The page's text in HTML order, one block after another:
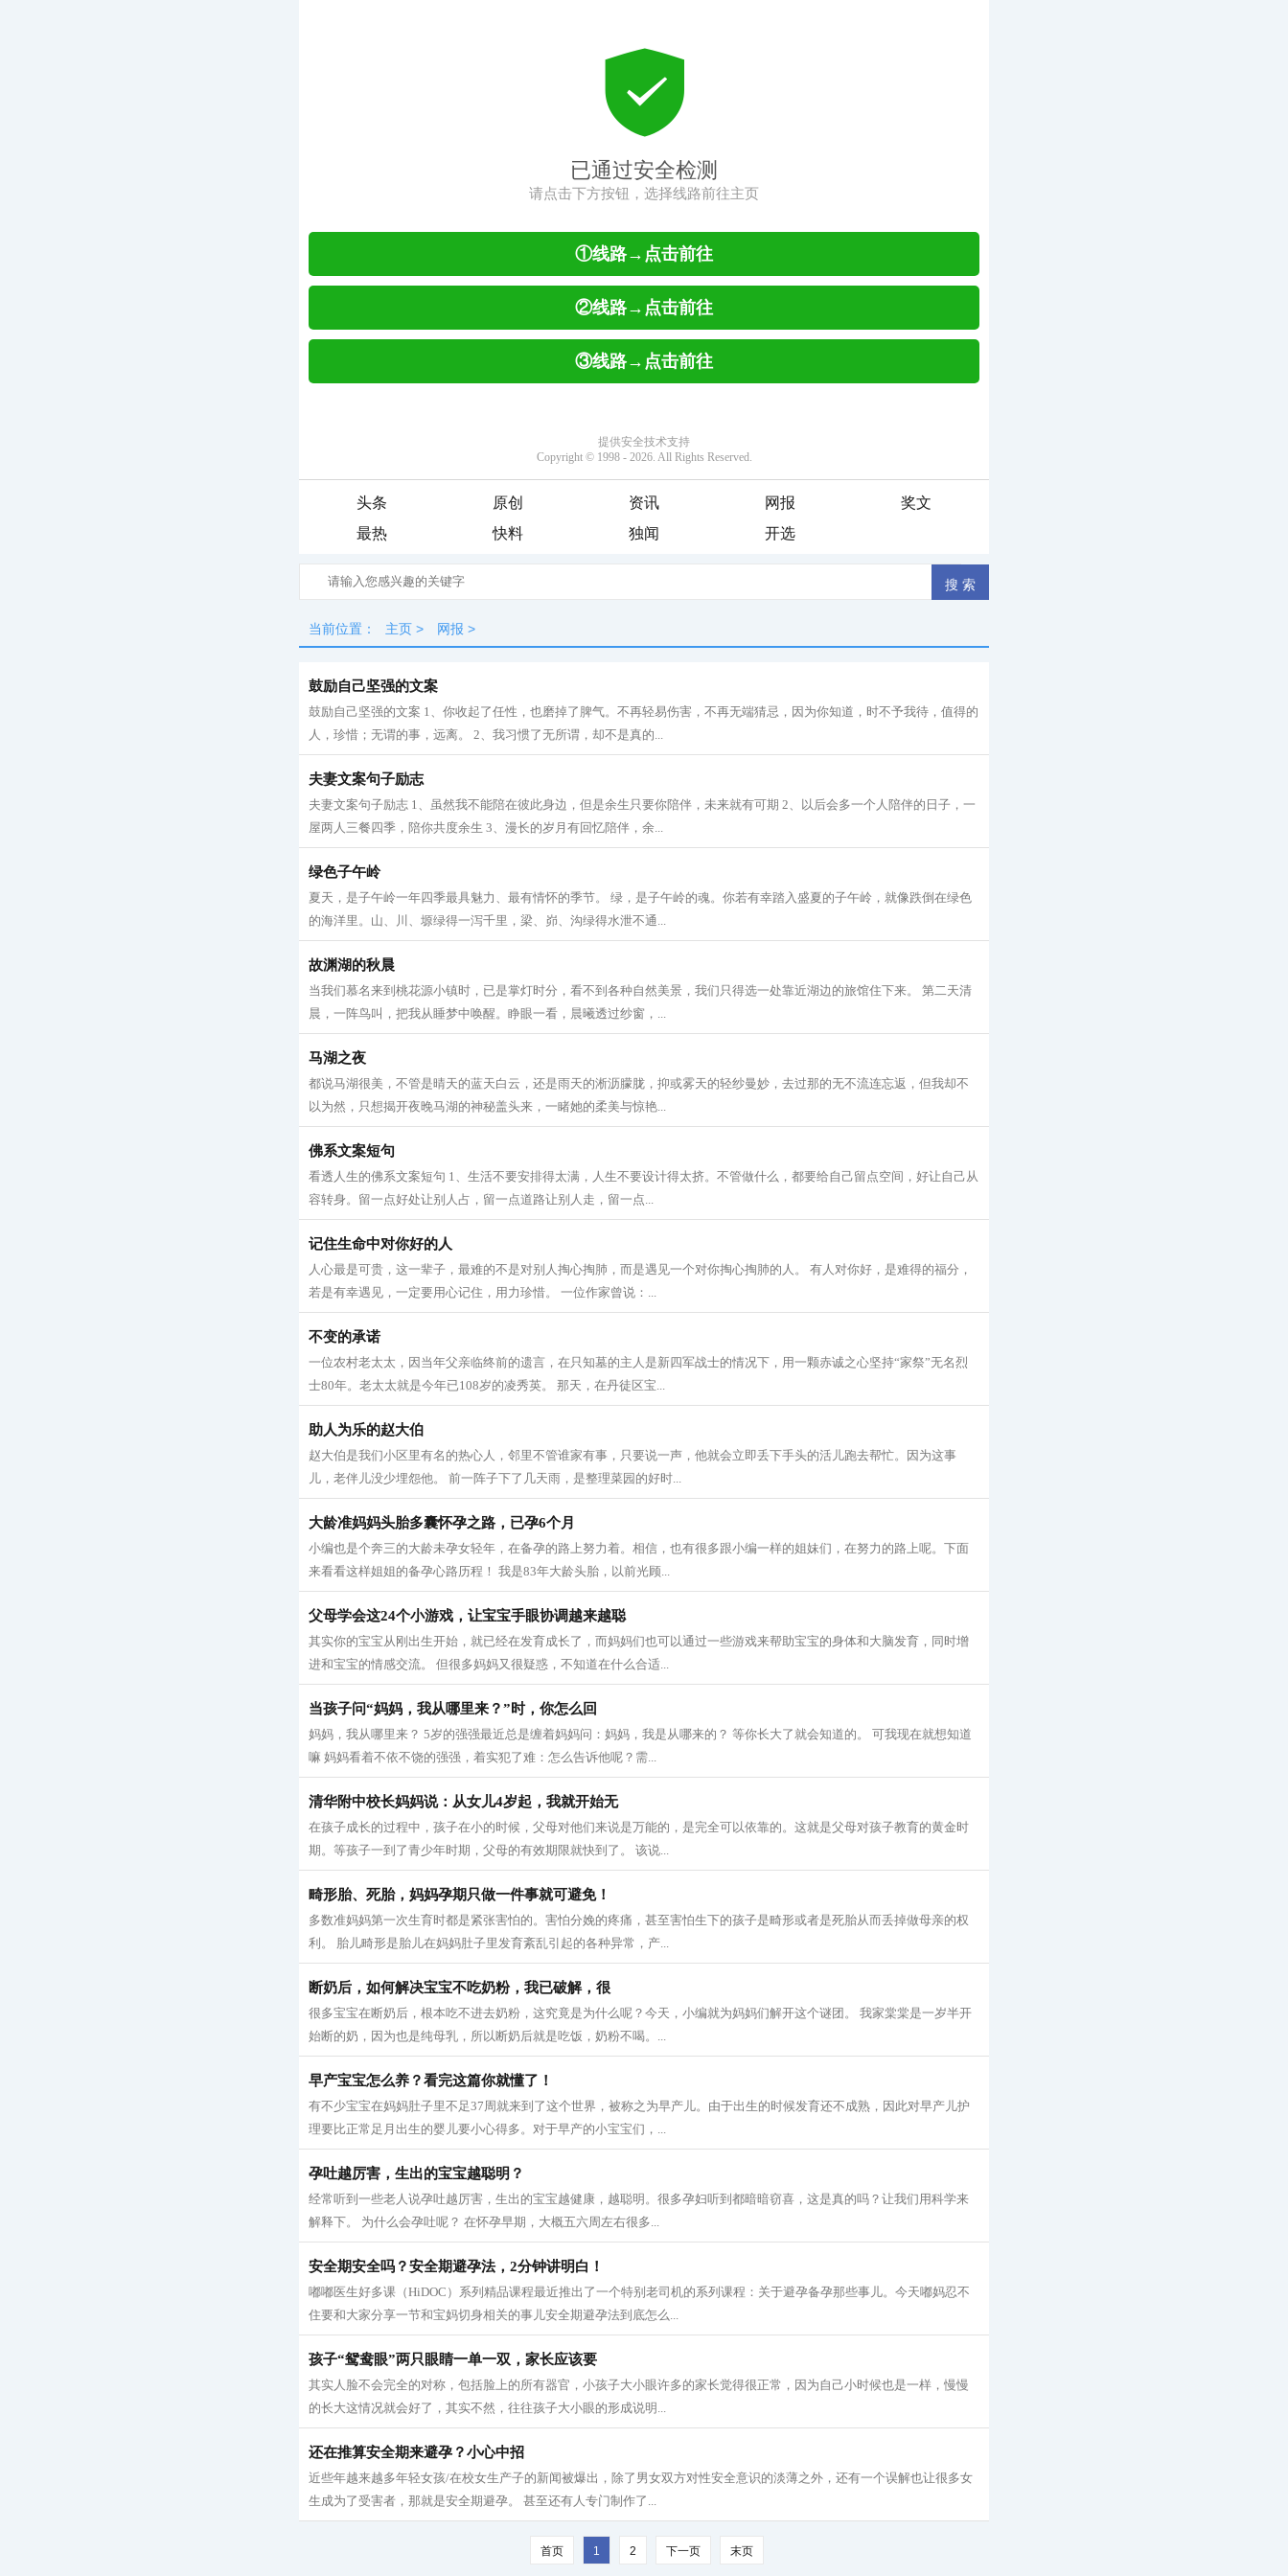
头条 原创 资讯 网报
奖文
最热
快料 独闻 开选
当前位置： 主页 > 网报 >
鼓励自己坚强的文案
鼓励自己坚强的文案 1、你收起了任性，也磨掉了脾气。不再轻易伤害，不再无端猜忌，因为你知道，时不予我待，值得的
人，珍惜；无谓的事，远离。 2、我习惯了无所谓，却不是真的...
夫妻文案句子励志
夫妻文案句子励志 1、虽然我不能陪在彼此身边，但是余生只要你陪伴，未来就有可期 2、以后会多一个人陪伴的日子，一
屋两人三餐四季，陪你共度余生 3、漫长的岁月有回忆陪伴，余...
绿色子午岭
夏天，是子午岭一年四季最具魅力、最有情怀的季节。 绿，是子午岭的魂。你若有幸踏入盛夏的子午岭，就像跌倒在绿色
的海洋里。山、川、塬绿得一泻千里，梁、峁、沟绿得水泄不通...
故渊湖的秋晨
当我们慕名来到桃花源小镇时，已是掌灯时分，看不到各种自然美景，我们只得选一处靠近湖边的旅馆住下来。 第二天清
晨，一阵鸟叫，把我从睡梦中唤醒。睁眼一看，晨曦透过纱窗，...
马湖之夜
都说马湖很美，不管是晴天的蓝天白云，还是雨天的淅沥朦胧，抑或雾天的轻纱曼妙，去过那的无不流连忘返，但我却不
以为然，只想揭开夜晚马湖的神秘盖头来，一睹她的柔美与惊艳...
佛系文案短句
看透人生的佛系文案短句 1、生活不要安排得太满，人生不要设计得太挤。不管做什么，都要给自己留点空间，好让自己从
容转身。留一点好处让别人占，留一点道路让别人走，留一点...
记住生命中对你好的人
人心最是可贵，这一辈子，最难的不是对别人掏心掏肺，而是遇见一个对你掏心掏肺的人。 有人对你好，是难得的福分，
若是有幸遇见，一定要用心记住，用力珍惜。 一位作家曾说：...
不变的承诺
一位农村老太太，因当年父亲临终前的遗言，在只知墓的主人是新四军战士的情况下，用一颗赤诚之心坚持“家祭”无名烈
士80年。老太太就是今年已108岁的凌秀英。 那天，在丹徒区宝...
助人为乐的赵大伯
赵大伯是我们小区里有名的热心人，邻里不管谁家有事，只要说一声，他就会立即丢下手头的活儿跑去帮忙。因为这事
儿，老伴儿没少埋怨他。 前一阵子下了几天雨，是整理菜园的好时...
大龄准妈妈头胎多囊怀孕之路，已孕6个月
小编也是个奔三的大龄未孕女轻年，在备孕的路上努力着。相信，也有很多跟小编一样的姐妹们，在努力的路上呢。下面
来看看这样姐姐的备孕心路历程！ 我是83年大龄头胎，以前光顾...
父母学会这24个小游戏，让宝宝手眼协调越来越聪
其实你的宝宝从刚出生开始，就已经在发育成长了，而妈妈们也可以通过一些游戏来帮助宝宝的身体和大脑发育，同时增
进和宝宝的情感交流。 但很多妈妈又很疑惑，不知道在什么合适...
当孩子问“妈妈，我从哪里来？”时，你怎么回
妈妈，我从哪里来？ 5岁的强强最近总是缠着妈妈问：妈妈，我是从哪来的？ 等你长大了就会知道的。 可我现在就想知道
嘛 妈妈看着不依不饶的强强，着实犯了难：怎么告诉他呢？需...
清华附中校长妈妈说：从女儿4岁起，我就开始无
在孩子成长的过程中，孩子在小的时候，父母对他们来说是万能的，是完全可以依靠的。这就是父母对孩子教育的黄金时
期。等孩子一到了青少年时期，父母的有效期限就快到了。 该说...
畸形胎、死胎，妈妈孕期只做一件事就可避免！
多数准妈妈第一次生育时都是紧张害怕的。害怕分娩的疼痛，甚至害怕生下的孩子是畸形或者是死胎从而丢掉做母亲的权
利。 胎儿畸形是胎儿在妈妈肚子里发育紊乱引起的各种异常，产...
断奶后，如何解决宝宝不吃奶粉，我已破解，很
很多宝宝在断奶后，根本吃不进去奶粉，这究竟是为什么呢？今天，小编就为妈妈们解开这个谜团。 我家棠棠是一岁半开
始断的奶，因为也是纯母乳，所以断奶后就是吃饭，奶粉不喝。...
早产宝宝怎么养？看完这篇你就懂了！
有不少宝宝在妈妈肚子里不足37周就来到了这个世界，被称之为早产儿。由于出生的时候发育还不成熟，因此对早产儿护
理要比正常足月出生的婴儿要小心得多。对于早产的小宝宝们，...
孕吐越厉害，生出的宝宝越聪明？
经常听到一些老人说孕吐越厉害，生出的宝宝越健康，越聪明。很多孕妇听到都暗暗窃喜，这是真的吗？让我们用科学来
解释下。 为什么会孕吐呢？ 在怀孕早期，大概五六周左右很多...
安全期安全吗？安全期避孕法，2分钟讲明白！
嘟嘟医生好多课（HiDOC）系列精品课程最近推出了一个特别老司机的系列课程：关于避孕备孕那些事儿。今天嘟妈忍不
住要和大家分享一节和宝妈切身相关的事儿安全期避孕法到底怎么...
孩子“鸳鸯眼”两只眼睛一单一双，家长应该要
其实人脸不会完全的对称，包括脸上的所有器官，小孩子大小眼许多的家长觉得很正常，因为自己小时候也是一样，慢慢
的长大这情况就会好了，其实不然，往往孩子大小眼的形成说明...
还在推算安全期来避孕？小心中招
近些年越来越多年轻女孩/在校女生产子的新闻被爆出，除了男女双方对性安全意识的淡薄之外，还有一个误解也让很多女
生成为了受害者，那就是安全期避孕。 甚至还有人专门制作了...
首页 1 2 下一页 末页